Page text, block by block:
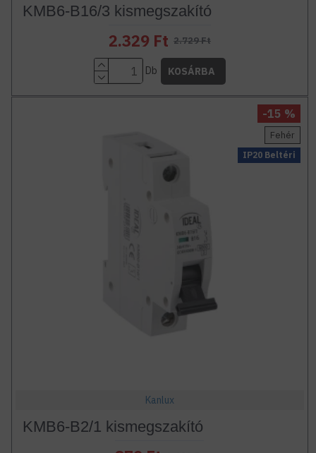
KMB6-B16/3 kismegszakító
2.329 Ft 2.729 Ft
Db KOSÁRBA
IP20 Beltéri
Fehér
-15 %
Kanlux
KMB6-B2/1 kismegszakító